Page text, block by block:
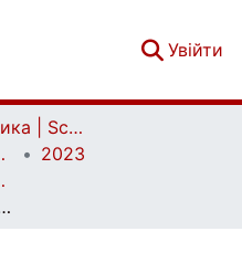
Увійти
Наукова періодика | Scientific periodicals
University of Kyiv. Legal Studies
2023
науки. Вип. 1 (125)
ІНФОРМАЦІЙНОЇ БЕЗПЕКИ В РАМКАХ ООН